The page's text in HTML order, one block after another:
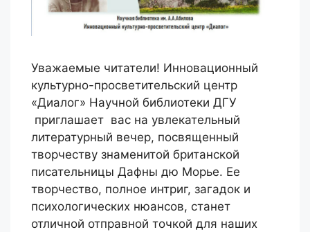
Уважаемые читатели! Инновационный
культурно-просветительский центр
«Диалог» Научной библиотеки ДГУ
приглашает вас на увлекательный
литературный вечер, посвященный
творчеству знаменитой британской
писательницы Дафны дю Морье. Ее
творчество, полное интриг, загадок и
психологических нюансов, станет
отличной отправной точкой для наших